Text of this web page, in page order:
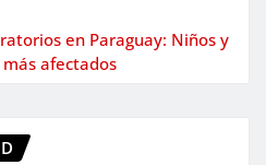
en Paraguay: Niños y
afectados